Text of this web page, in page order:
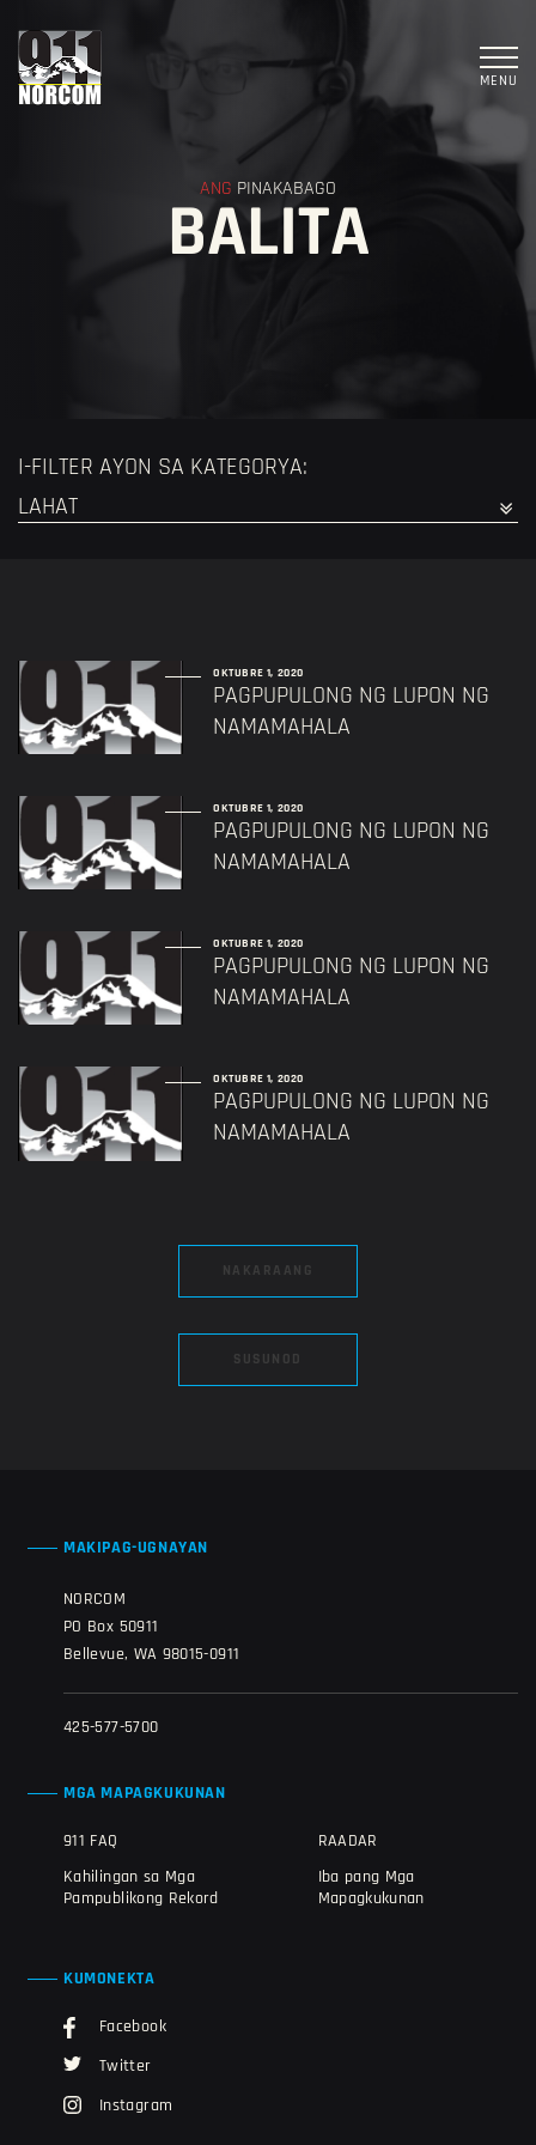
MENU
ANG PINAKABAGO
BALITA
I-FILTER AYON SA KATEGORYA:
OKTUBRE 1, 2020
PAGPUPULONG NG LUPON NG
NAMAMAHALA
OKTUBRE 1, 2020
PAGPUPULONG NG LUPON NG
NAMAMAHALA
OKTUBRE 1, 2020
PAGPUPULONG NG LUPON NG
NAMAMAHALA
OKTUBRE 1, 2020
PAGPUPULONG NG LUPON NG
NAMAMAHALA
NAKARAANG
SUSUNOD
MAKIPAG-UGNAYAN
NORCOM
PO Box 50911
Bellevue, WA 98015-0911
425-577-5700
MGA MAPAGKUKUNAN
911 FAQ
Kahilingan sa Mga
Pampublikong Rekord
RAADAR
Iba pang Mga
Mapagkukunan
KUMONEKTA
Facebook
Twitter
Instagram